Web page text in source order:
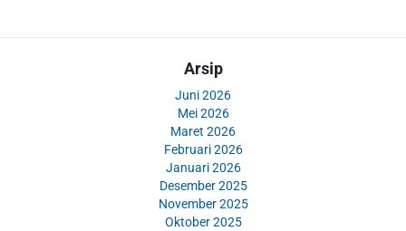
Arsip
Juni 2026
Mei 2026
Maret 2026
Februari 2026
Januari 2026
Desember 2025
November 2025
Oktober 2025